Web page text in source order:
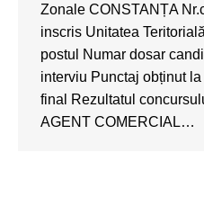
Zonale CONSTANȚA
inscris Unitatea
postul Numar dosar
interviu Punctaj obținut
final Rezultatul
AGENT COMERCIAL…